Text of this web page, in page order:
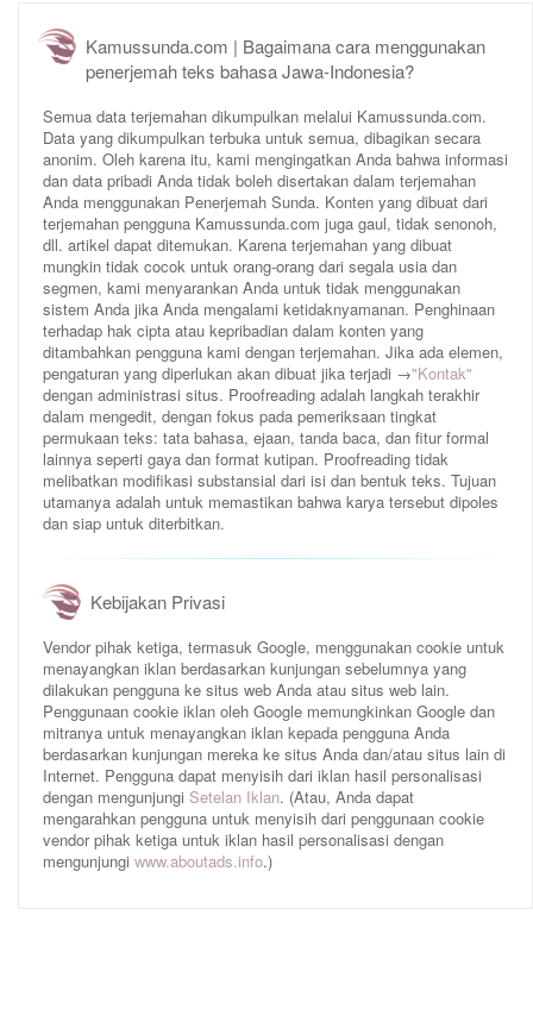
Kamussunda.com | Bagaimana cara menggunakan
penerjemah teks bahasa Jawa-Indonesia?
Semua data terjemahan dikumpulkan melalui Kamussunda.com.
Data yang dikumpulkan terbuka untuk semua, dibagikan secara
anonim. Oleh karena itu, kami mengingatkan Anda bahwa informasi
dan data pribadi Anda tidak boleh disertakan dalam terjemahan
Anda menggunakan Penerjemah Sunda. Konten yang dibuat dari
terjemahan pengguna Kamussunda.com juga gaul, tidak senonoh,
dll. artikel dapat ditemukan. Karena terjemahan yang dibuat
mungkin tidak cocok untuk orang-orang dari segala usia dan
segmen, kami menyarankan Anda untuk tidak menggunakan
sistem Anda jika Anda mengalami ketidaknyamanan. Penghinaan
terhadap hak cipta atau kepribadian dalam konten yang
ditambahkan pengguna kami dengan terjemahan. Jika ada elemen,
pengaturan yang diperlukan akan dibuat jika terjadi →"Kontak"
dengan administrasi situs. Proofreading adalah langkah terakhir
dalam mengedit, dengan fokus pada pemeriksaan tingkat
permukaan teks: tata bahasa, ejaan, tanda baca, dan fitur formal
lainnya seperti gaya dan format kutipan. Proofreading tidak
melibatkan modifikasi substansial dari isi dan bentuk teks. Tujuan
utamanya adalah untuk memastikan bahwa karya tersebut dipoles
dan siap untuk diterbitkan.
Kebijakan Privasi
Vendor pihak ketiga, termasuk Google, menggunakan cookie untuk
menayangkan iklan berdasarkan kunjungan sebelumnya yang
dilakukan pengguna ke situs web Anda atau situs web lain.
Penggunaan cookie iklan oleh Google memungkinkan Google dan
mitranya untuk menayangkan iklan kepada pengguna Anda
berdasarkan kunjungan mereka ke situs Anda dan/atau situs lain di
Internet. Pengguna dapat menyisih dari iklan hasil personalisasi
dengan mengunjungi Setelan Iklan. (Atau, Anda dapat
mengarahkan pengguna untuk menyisih dari penggunaan cookie
vendor pihak ketiga untuk iklan hasil personalisasi dengan
mengunjungi www.aboutads.info.)